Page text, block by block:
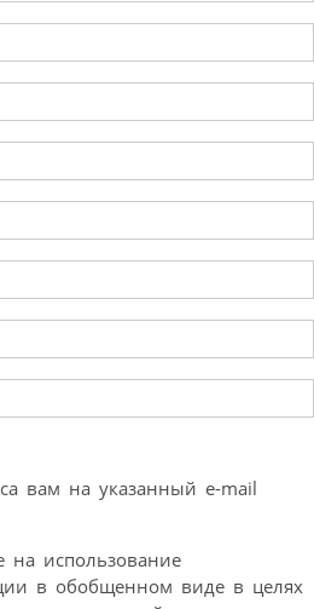
вам на указанный e-mail
на использование
в обобщенном виде в целях